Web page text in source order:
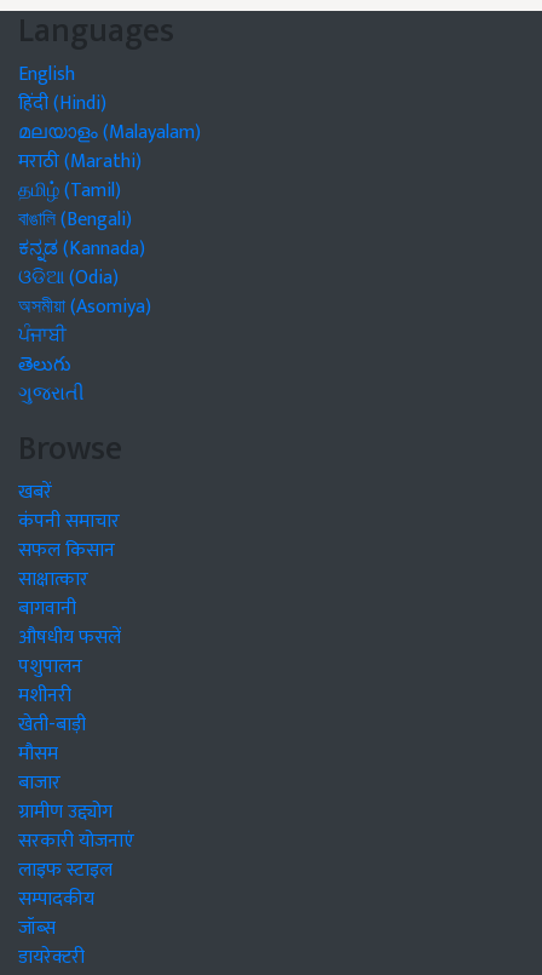
Languages
English
हिंदी (Hindi)
മലയാളം (Malayalam)
मराठी (Marathi)
தமிழ் (Tamil)
বাঙালি (Bengali)
ಕನ್ನಡ (Kannada)
ଓଡିଆ (Odia)
অসমীয়া (Asomiya)
ਪੰਜਾਬੀ
తెలుగు
ગુજરાતી
Browse
खबरें
कंपनी समाचार
सफल किसान
साक्षात्कार
बागवानी
औषधीय फसलें
पशुपालन
मशीनरी
खेती-बाड़ी
मौसम
बाजार
ग्रामीण उद्द्योग
सरकारी योजनाएं
लाइफ स्टाइल
सम्पादकीय
जॉब्स
डायरेक्टरी